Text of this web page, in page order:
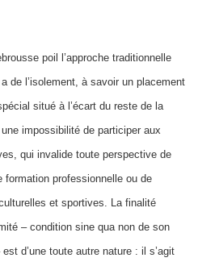
poil l’approche traditionnelle
de l’isolement, à savoir un placement
situé à l’écart du reste de la
impossibilité de participer aux
qui invalide toute perspective de
formation professionnelle ou de
et sportives. La finalité
– condition sine qua non de son
d’une toute autre nature : il s’agit